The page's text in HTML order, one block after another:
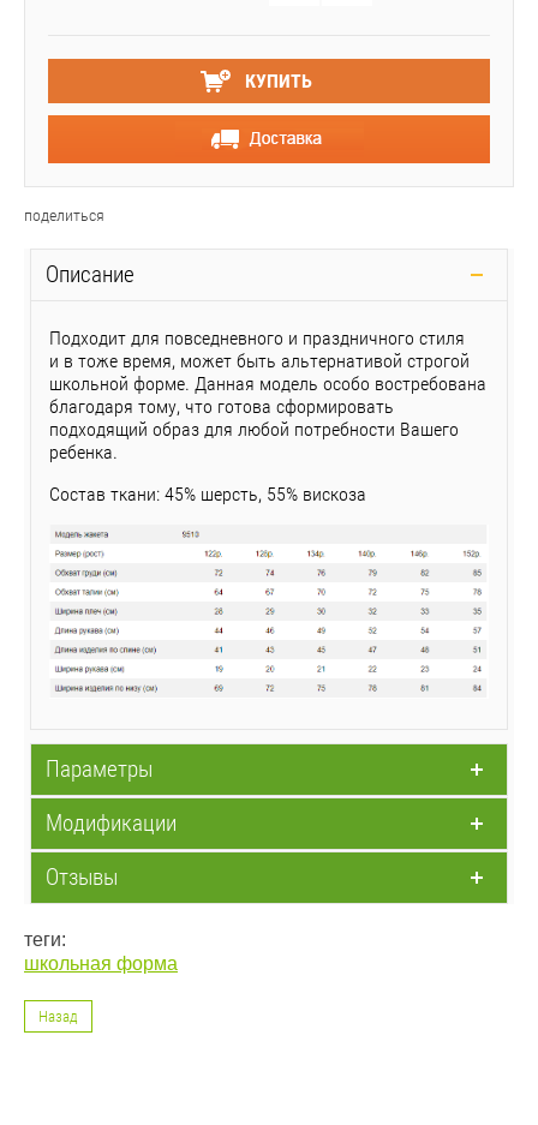
КУПИТЬ
поделиться
Описание
Подходит для повседневного и праздничного стиля
и в тоже время, может быть альтернативой строгой
школьной форме. Данная модель особо востребована
благодаря тому, что готова сформировать
подходящий образ для любой потребности Вашего
ребенка.
Состав ткани: 45% шерсть, 55% вискоза
Параметры
Модификации
Отзывы
теги:
школьная форма
Назад